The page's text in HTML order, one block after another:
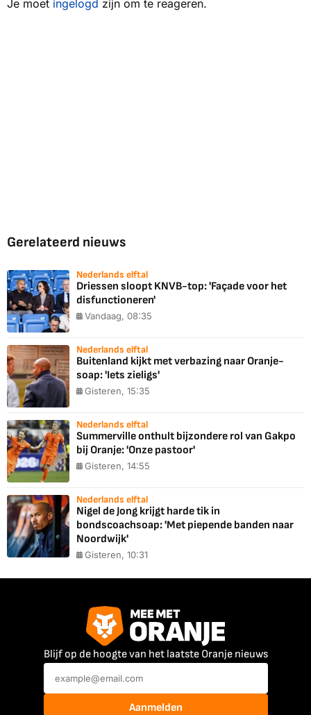
Je moet ingelogd zijn om te reageren.
Gerelateerd nieuws
Nederlands elftal
Driessen sloopt KNVB-top: 'Façade voor het
disfunctioneren'
Vandaag, 08:35
Nederlands elftal
Buitenland kijkt met verbazing naar Oranje-
soap: 'Iets zieligs'
Gisteren, 15:35
Nederlands elftal
Summerville onthult bijzondere rol van Gakpo
bij Oranje: 'Onze pastoor'
Gisteren, 14:55
Nederlands elftal
Nigel de Jong krijgt harde tik in
bondscoachsoap: 'Met piepende banden naar
Noordwijk'
Gisteren, 10:31
Blijf op de hoogte van het laatste Oranje nieuws
Aanmelden